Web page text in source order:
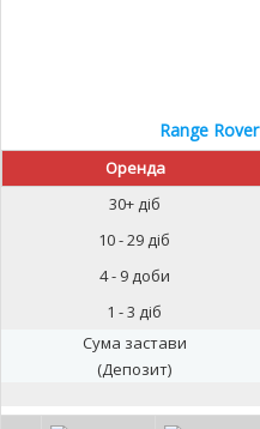
Range
Оренда
30+ діб
10 - 29 діб
4 - 9 доби
1 - 3 діб
Сума застави
(Депозит)